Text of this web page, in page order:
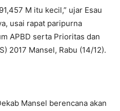
M itu kecil,” ujar Esau
usai rapat paripurna
APBD serta Prioritas dan
2017 Mansel, Rabu (14/12).
Mansel berencana akan